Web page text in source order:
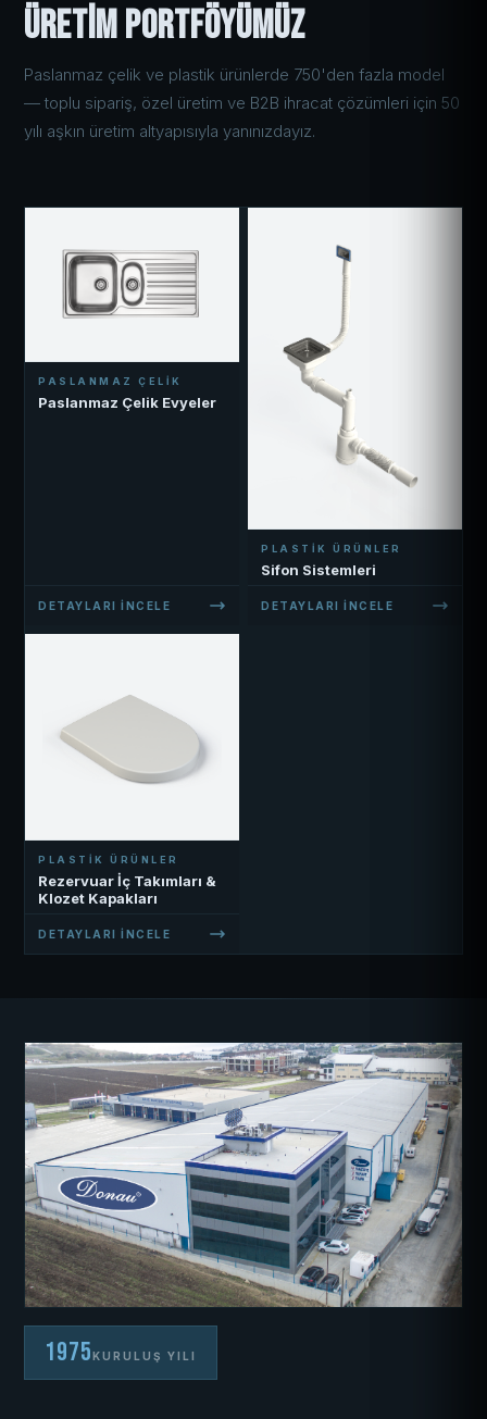
Üretim Portföyümüz
Paslanmaz çelik ve plastik ürünlerde 750'den fazla model
— toplu sipariş, özel üretim ve B2B ihracat çözümleri için 50
yılı aşkın üretim altyapısıyla yanınızdayız.
PASLANMAZ ÇELIK
Paslanmaz Çelik Evyeler
DETAYLARI İNCELE
PLASTIK ÜRÜNLER
Sifon Sistemleri
DETAYLARI İNCELE
PLASTIK ÜRÜNLER
Rezervuar İç Takımları &
Klozet Kapakları
DETAYLARI İNCELE
1975KURULUŞ YILI